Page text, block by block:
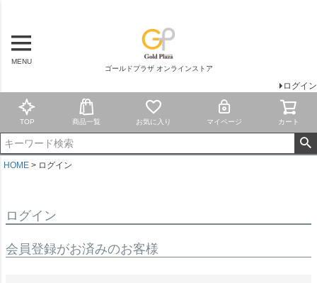
MENU
ゴールドプラザ オンラインストア
ログイン
TOP 商品一覧 お気に入り マイページ カート
HOME ログイン
ログイン
会員登録がお済みのお客様